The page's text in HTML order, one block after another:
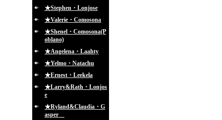
★Stephen・Lonjose
★Valerie・Comosona
★Shenel・Comosona(P
oblano)
★Angelena・Laahty
★Yelmo・Natachu
★Ernest・Leekela
★Larry&Rath・Lonjos
e
★Ryland&Claudia・G
asper